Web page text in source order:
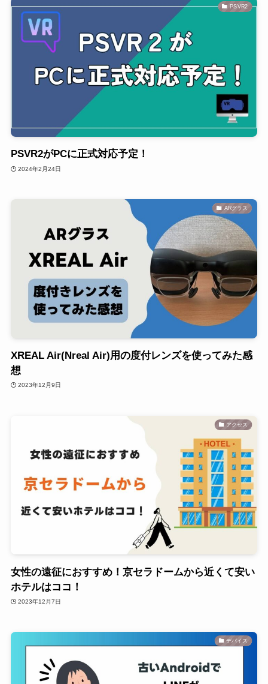
PSVR2
PSVR2がPCに正式対応予定！
2024年2月24日
ARグラス
XREAL Air(Nreal Air)用の度付レンズを使ってみた感
想
2023年12月9日
アクセス
女性の遠征におすすめ！京セラドームから近くて安い
ホテルはココ！
2023年12月7日
デバイス